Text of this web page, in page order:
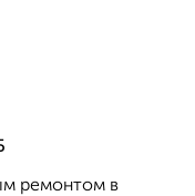
ремонтом в